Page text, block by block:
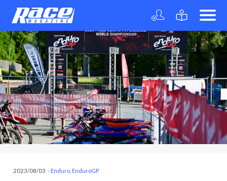
2023/08/03 -Enduro EnduroGP